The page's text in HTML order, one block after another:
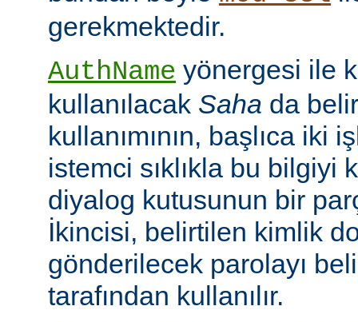
gerekmektedir.
AuthName yönergesi ile
kullanılacak Saha da
kullanımının, başlıca iki
istemci sıklıkla bu bilgiyi
diyalog kutusunun bir
İkincisi, belirtilen kimlik
gönderilecek parolayı
tarafından kullanılır.